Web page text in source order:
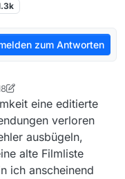
zum Antworten
eine editierte
verloren
ausbügeln,
alte Filmliste
ich anscheinend